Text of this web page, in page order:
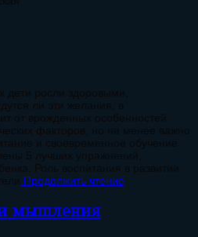
дети росли здоровыми,
ли эти желания, в
от врожденных особенностей
факторов, но не менее важно
и своевременное обучение
5 лучших упражнений,
Роль воспитания в развитии
Продолжить чтение
мышления